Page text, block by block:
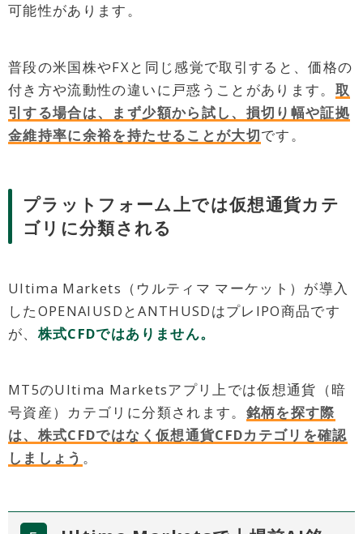
可能性があります。
普段の米国株やFXと同じ感覚で取引すると、価格の
付き方や流動性の違いに戸惑うことがあります。 取
引する場合は、まず少額から試し、損切り幅や証拠
金維持率に余裕を持たせることが大切です。
プラットフォーム上では仮想通貨カテ
ゴリに分類される
Ultima Markets（ウルティマ マーケット）が導入
したOPENAIUSDとANTHUSDはプレIPO商品です
が、 株式CFDではありません。
MT5のUltima Marketsアプリ上では仮想通貨（暗
号資産）カテゴリに分類されます。 銘柄を探す際
は、株式CFDではなく仮想通貨CFDカテゴリを確認
しましょう 。